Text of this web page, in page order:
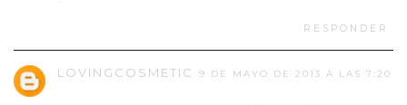
RESPONDER
LOVINGCOSMETIC 9 DE MAYO DE 2013 A LAS 7:20